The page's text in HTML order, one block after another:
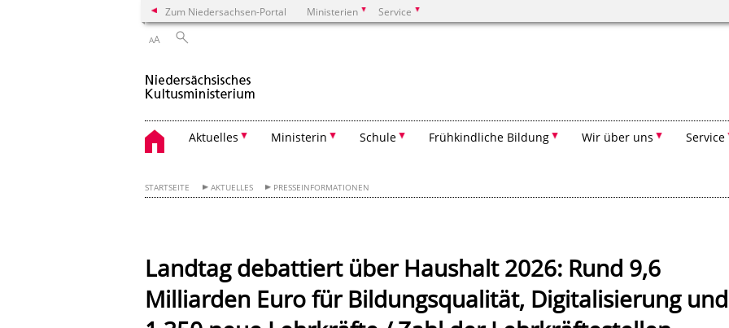
Zum Niedersachsen-Portal Ministerien Service
AA
Aktuelles Ministerin Schule Frühkindliche Bildung Wir über uns Service
STARTSEITE AKTUELLES PRESSEINFORMATIONEN
Landtag debattiert über Haushalt 2026: Rund 9,6
Milliarden Euro für Bildungsqualität, Digitalisierung und